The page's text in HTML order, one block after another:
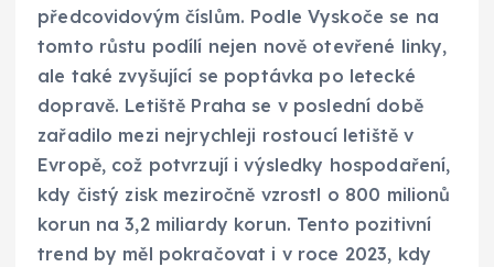
předcovidovým číslům. Podle Vyskoče se na
tomto růstu podílí nejen nově otevřené linky,
ale také zvyšující se poptávka po letecké
dopravě. Letiště Praha se v poslední době
zařadilo mezi nejrychleji rostoucí letiště v
Evropě, což potvrzují i výsledky hospodaření,
kdy čistý zisk meziročně vzrostl o 800 milionů
korun na 3,2 miliardy korun. Tento pozitivní
trend by měl pokračovat i v roce 2023, kdy